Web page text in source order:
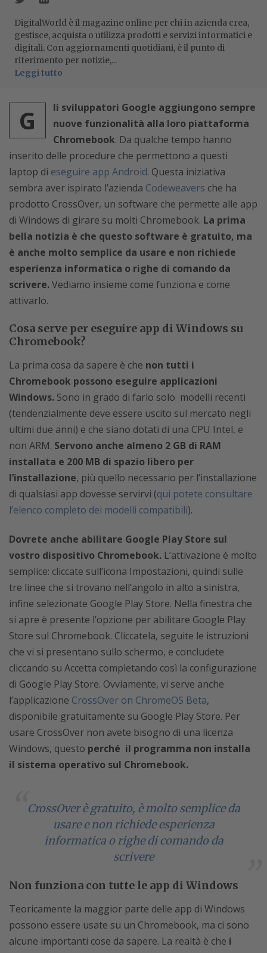
DigitalWorld è il magazine online per chi in azienda crea,
gestisce, acquista o utilizza prodotti e servizi informatici e
digitali. Con aggiornamenti quotidiani, è il punto di
riferimento per notizie,...
Leggi tutto
G
li sviluppatori Google aggiungono sempre
nuove funzionalità alla loro piattaforma
Chromebook. Da qualche tempo hanno
inserito delle procedure che permettono a questi
laptop di eseguire app Android. Questa iniziativa
sembra aver ispirato l’azienda Codeweavers che ha
prodotto CrossOver, un software che permette alle app
di Windows di girare su molti Chromebook. La prima
bella notizia è che questo software è gratuito, ma
è anche molto semplice da usare e non richiede
esperienza informatica o righe di comando da
scrivere.Vediamo insieme come funziona e come
attivarlo.
Cosa serve per eseguire app di Windows su
Chromebook?
La prima cosa da sapere è che non tutti i
Chromebook possono eseguire applicazioni
Windows. Sono in grado di farlo solo modelli recenti
(tendenzialmente deve essere uscito sul mercato negli
ultimi due anni) e che siano dotati di una CPU Intel, e
non ARM. Servono anche almeno 2 GB di RAM
installata e 200 MB di spazio libero per
l’installazione, più quello necessario per l’installazione
di qualsiasi app dovesse servirvi (qui potete consultare
l’elenco completo dei modelli compatibili).
Dovrete anche abilitare Google Play Store sul
vostro dispositivo Chromebook. L’attivazione è molto
semplice: cliccate sull’icona Impostazioni, quindi sulle
tre linee che si trovano nell’angolo in alto a sinistra,
infine selezionate Google Play Store. Nella finestra che
si apre è presente l’opzione per abilitare Google Play
Store sul Chromebook. Cliccatela, seguite le istruzioni
che vi si presentano sullo schermo, e concludete
cliccando su Accetta completando così la configurazione
di Google Play Store. Ovviamente, vi serve anche
l’applicazione CrossOver on ChromeOS Beta,
disponibile gratuitamente su Google Play Store. Per
usare CrossOver non avete bisogno di una licenza
Windows, questo perché il programma non installa
il sistema operativo sul Chromebook.
CrossOver è gratuito, è molto semplice da
usare e non richiede esperienza
informatica o righe di comando da
scrivere
Non funziona con tutte le app di Windows
Teoricamente la maggior parte delle app di Windows
possono essere usate su un Chromebook, ma ci sono
alcune importanti cose da sapere. La realtà è che i